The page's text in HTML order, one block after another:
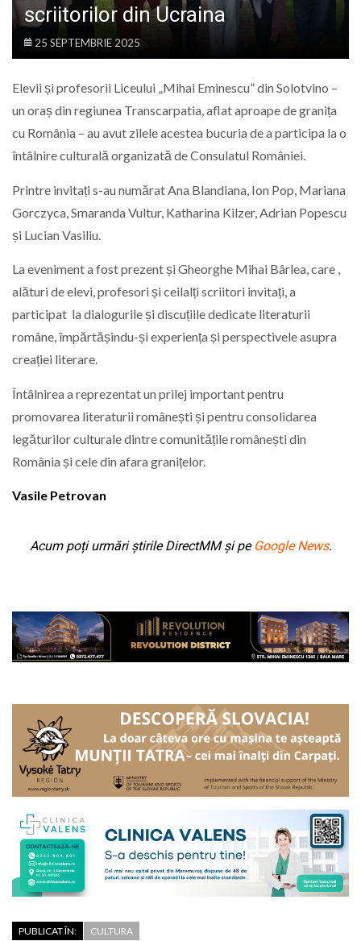
scriitorilor din Ucraina
25 SEPTEMBRIE 2025
Elevii și profesorii Liceului „Mihai Eminescu” din Solotvino –
un oraș din regiunea Transcarpatia, aflat aproape de granița
cu România – au avut zilele acestea bucuria de a participa la o
întâlnire culturală organizată de Consulatul României.
Printre invitați s-au numărat Ana Blandiana, Ion Pop, Mariana
Gorczyca, Smaranda Vultur, Katharina Kilzer, Adrian Popescu
și Lucian Vasiliu.
La eveniment a fost prezent și Gheorghe Mihai Bârlea, care ,
alături de elevi, profesori și ceilalți scriitori invitați, a
participat la dialogurile și discuțiile dedicate literaturii
române, împărtășindu-și experiența și perspectivele asupra
creației literare.
Întâlnirea a reprezentat un prilej important pentru
promovarea literaturii românești și pentru consolidarea
legăturilor culturale dintre comunitățile românești din
România și cele din afara granițelor.
Vasile Petrovan
Acum poți urmări știrile DirectMM și pe Google News.
PUBLICAT ÎN: CULTURA